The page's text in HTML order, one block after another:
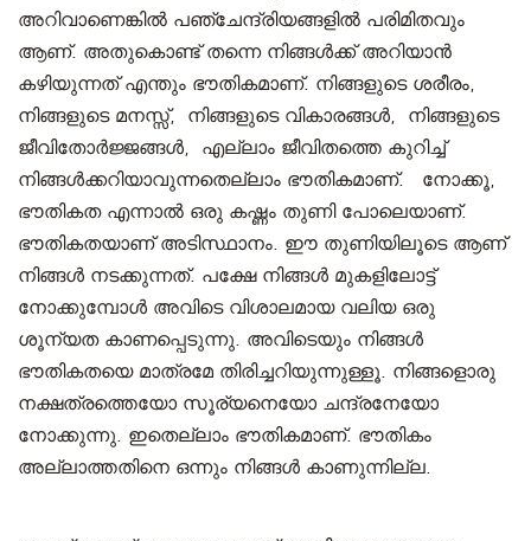
അറിവാണെങ്കിൽ പഞ്ചേന്ദ്രിയങ്ങളിൽ പരിമിതവും
ആണ്. അതുകൊണ്ട് തന്നെ നിങ്ങൾക്ക് അറിയാൻ
കഴിയുന്നത് എന്തും ഭൗതികമാണ്. നിങ്ങളുടെ ശരീരം,
നിങ്ങളുടെ മനസ്സ്, നിങ്ങളുടെ വികാരങ്ങൾ, നിങ്ങളുടെ
ജീവിതോർജ്ജങ്ങൾ, എല്ലാം ജീവിതത്തെ കുറിച്ച്
നിങ്ങൾക്കറിയാവുന്നതെല്ലാം ഭൗതികമാണ്. നോക്കൂ,
ഭൗതികത എന്നാൽ ഒരു കഷ്ണം തുണി പോലെയാണ്.
ഭൗതികതയാണ് അടിസ്ഥാനം. ഈ തുണിയിലൂടെ ആണ്
നിങ്ങൾ നടക്കുന്നത്. പക്ഷേ നിങ്ങൾ മുകളിലോട്ട്
നോക്കുമ്പോൾ അവിടെ വിശാലമായ വലിയ ഒരു
ശൂന്യത കാണപ്പെടുന്നു. അവിടെയും നിങ്ങൾ
ഭൗതികതയെ മാത്രമേ തിരിച്ചറിയുന്നുള്ളൂ. നിങ്ങളൊരു
നക്ഷത്രത്തെയോ സൂര്യനെയോ ചന്ദ്രനേയോ
നോക്കുന്നു. ഇതെല്ലാം ഭൗതികമാണ്. ഭൗതികം
അല്ലാത്തതിനെ ഒന്നും നിങ്ങൾ കാണുന്നില്ല.